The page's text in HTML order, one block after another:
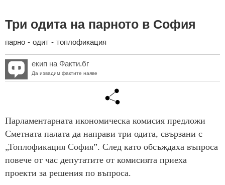
Три одита на парното в София
парно - одит - топлофикация
екип на Факти.бг
Да извадим фактите наяве
Парламентарната икономическа комисия предложи
Сметната палата да направи три одита, свързани с
„Топлофикация София”. След като обсъждаха въпроса
повече от час депутатите от комисията приеха
проекти за решения по въпроса.